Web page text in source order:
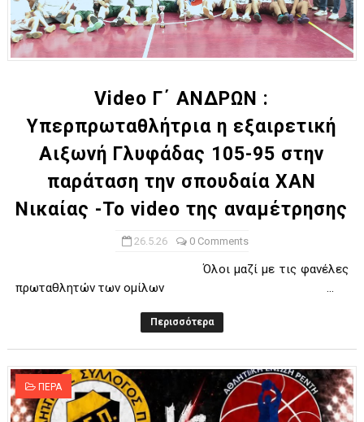
Video Γ΄ ΑΝΔΡΩΝ :
Υπερπρωταθλήτρια η εξαιρετική
Αιξωνή Γλυφάδας 105-95 στην
παράταση την σπουδαία ΧΑΝ
Νικαίας -Το video της αναμέτρησης
26.5.26 0 Comments
Όλοι μαζί με τις φανέλες
πρωταθλητών των ομίλων ...
Περισσότερα
ΠΕΡΑ